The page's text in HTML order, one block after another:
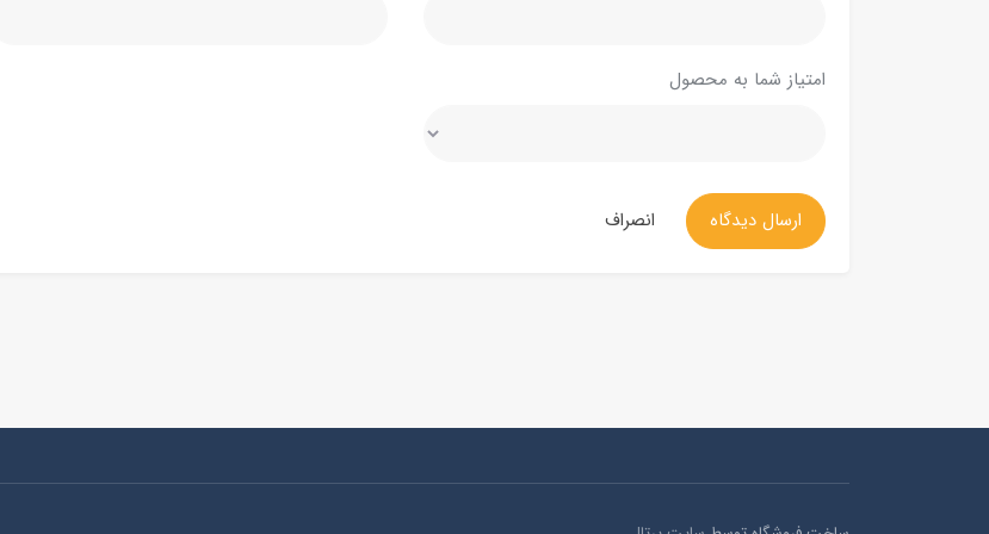
امتیاز شما به محصول
ارسال دیدگاه انصراف